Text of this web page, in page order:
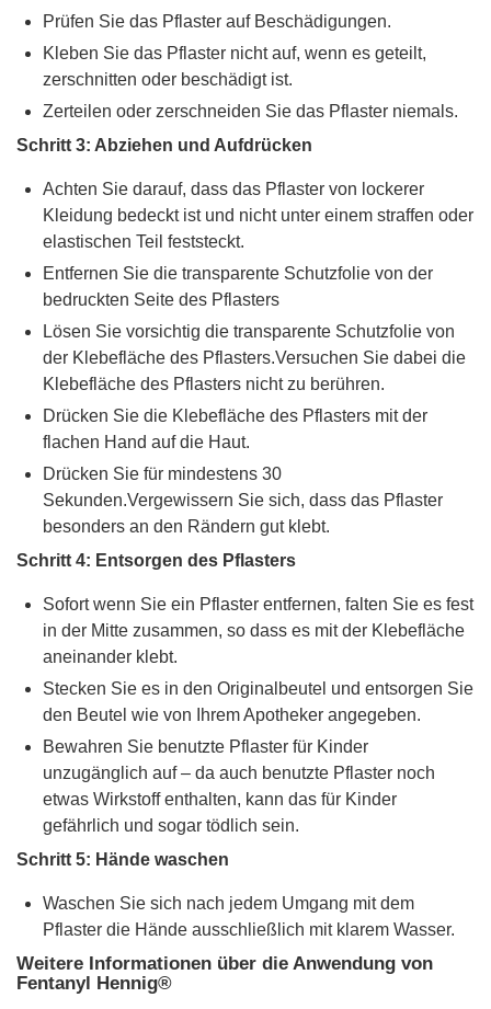
Prüfen Sie das Pflaster auf Beschädigungen.
Kleben Sie das Pflaster nicht auf, wenn es geteilt,
zerschnitten oder beschädigt ist.
Zerteilen oder zerschneiden Sie das Pflaster niemals.
Schritt 3: Abziehen und Aufdrücken
Achten Sie darauf, dass das Pflaster von lockerer
Kleidung bedeckt ist und nicht unter einem straffen oder
elastischen Teil feststeckt.
Entfernen Sie die transparente Schutzfolie von der
bedruckten Seite des Pflasters
Lösen Sie vorsichtig die transparente Schutzfolie von
der Klebefläche des Pflasters.Versuchen Sie dabei die
Klebefläche des Pflasters nicht zu berühren.
Drücken Sie die Klebefläche des Pflasters mit der
flachen Hand auf die Haut.
Drücken Sie für mindestens 30
Sekunden.Vergewissern Sie sich, dass das Pflaster
besonders an den Rändern gut klebt.
Schritt 4: Entsorgen des Pflasters
Sofort wenn Sie ein Pflaster entfernen, falten Sie es fest
in der Mitte zusammen, so dass es mit der Klebefläche
aneinander klebt.
Stecken Sie es in den Originalbeutel und entsorgen Sie
den Beutel wie von Ihrem Apotheker angegeben.
Bewahren Sie benutzte Pflaster für Kinder
unzugänglich auf – da auch benutzte Pflaster noch
etwas Wirkstoff enthalten, kann das für Kinder
gefährlich und sogar tödlich sein.
Schritt 5: Hände waschen
Waschen Sie sich nach jedem Umgang mit dem
Pflaster die Hände ausschließlich mit klarem Wasser.
Weitere Informationen über die Anwendung von
Fentanyl Hennig®